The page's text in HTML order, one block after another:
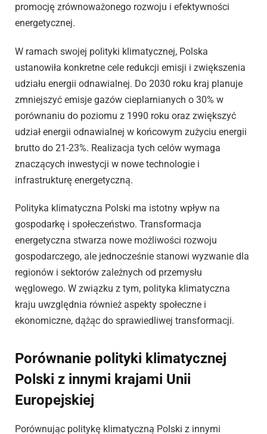
promocję zrównoważonego rozwoju i efektywności
energetycznej.
W ramach swojej polityki klimatycznej, Polska
ustanowiła konkretne cele redukcji emisji i zwiększenia
udziału energii odnawialnej. Do 2030 roku kraj planuje
zmniejszyć emisje gazów cieplarnianych o 30% w
porównaniu do poziomu z 1990 roku oraz zwiększyć
udział energii odnawialnej w końcowym zużyciu energii
brutto do 21-23%. Realizacja tych celów wymaga
znaczących inwestycji w nowe technologie i
infrastrukturę energetyczną.
Polityka klimatyczna Polski ma istotny wpływ na
gospodarkę i społeczeństwo. Transformacja
energetyczna stwarza nowe możliwości rozwoju
gospodarczego, ale jednocześnie stanowi wyzwanie dla
regionów i sektorów zależnych od przemysłu
węglowego. W związku z tym, polityka klimatyczna
kraju uwzględnia również aspekty społeczne i
ekonomiczne, dążąc do sprawiedliwej transformacji.
Porównanie polityki klimatycznej
Polski z innymi krajami Unii
Europejskiej
Porównując politykę klimatyczną Polski z innymi